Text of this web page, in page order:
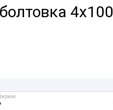
4x100
Ширина